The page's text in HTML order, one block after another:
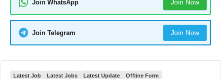
Join WhatsApp Join Now
Join Telegram Join Now
Latest Job Latest Jobs Latest Update Offline Form